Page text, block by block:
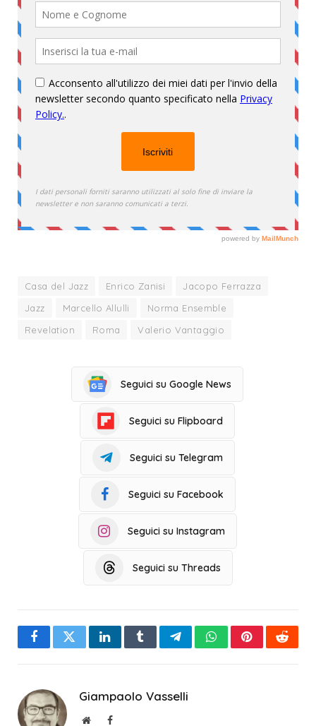
Casa del Jazz Enrico Zanisi
Jacopo Ferrazza
Jazz
Marcello Allulli
Norma Ensemble
Revelation
Roma Valerio Vantaggio
Seguici su Google News
Seguici su Flipboard
Seguici su Telegram
Seguici su Facebook
Seguici su Instagram
Seguici su Threads
FacebookTwitterLinkedInTumblrTelegramWhatsAppPinterestReddit
Giampaolo Vasselli
Sito Facebook